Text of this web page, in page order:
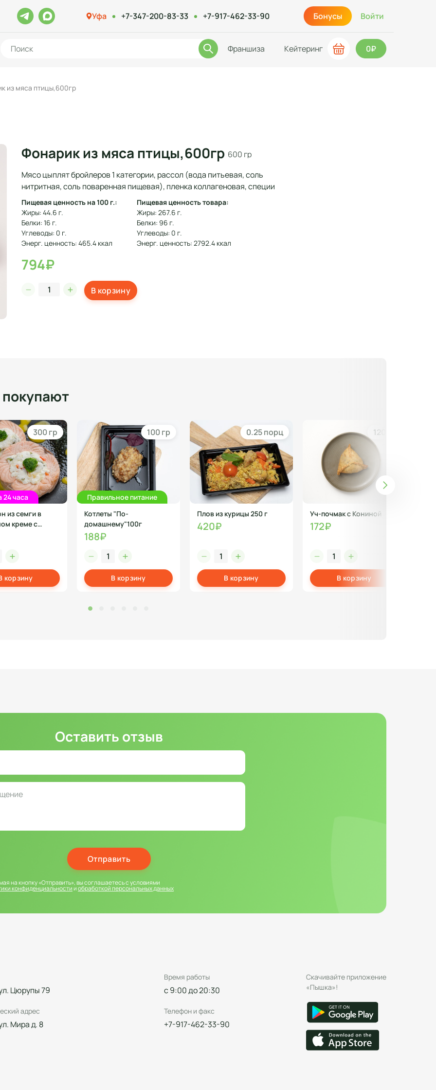
Уфа +7-347-200-83-33 +7-917-462-33-90 Бонусы Войти
Франшиза Кейтеринг 0₽
из мяса птицы,600гр
Фонарик из мяса птицы,600гр 600 гр
Мясо цыплят бройлеров 1 категории, рассол (вода питьевая, соль
нитритная, соль поваренная пищевая), пленка коллагеновая, специи
Пищевая ценность на 100 г.:
Жиры: 44.6 г.
Белки: 16 г.
Углеводы: 0 г.
Энерг. ценность: 465.4 ккал
Пищевая ценность товара:
Жиры: 267.6 г.
Белки: 96 г.
Углеводы: 0 г.
Энерг. ценность: 2792.4 ккал
794₽
В корзину
300 гр
24 часа
из семги в
креме с
корзину
100 гр
Правильное питание
Котлеты "По-
домашнему"100г
188₽
В корзину
0.25 порц
Плов из курицы 250 г
420₽
В корзину
120 гр
Уч-почмак с Кониной
172₽
В корзину
Оставить отзыв
Отправить
на кнопку «Отправить», вы соглашаетесь с условиями
конфиденциальностииобработкой персональных данных
Цюрупы 79
адрес
Мира д. 8
Время работы
с 9:00 до 20:30
Телефон и факс
+7-917-462-33-90
Скачивайте приложение
«Пышка»!